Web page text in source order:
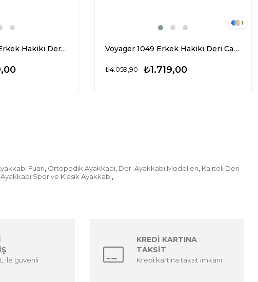
Marcomen 19463 Erkek Hakiki Deri CAsual Ayakkabı Siyah
1
Voyager 1049 Erkek Hakiki Deri Casual Ayakkabı Taba
₺1.719,00
₺4.059,90
Fuarı, Ortopedik Ayakkabı, Deri Ayakkabı Modelleri, Kaliteli Deri
Spor ve Klasik Ayakkabı,
ile güvenli
KREDİ KARTINA
TAKSİT
Kredi kartına taksit imkanı